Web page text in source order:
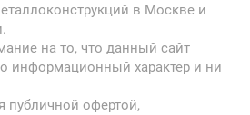
в Москве и
на то, что данный сайт
информационный характер и ни
публичной офертой,